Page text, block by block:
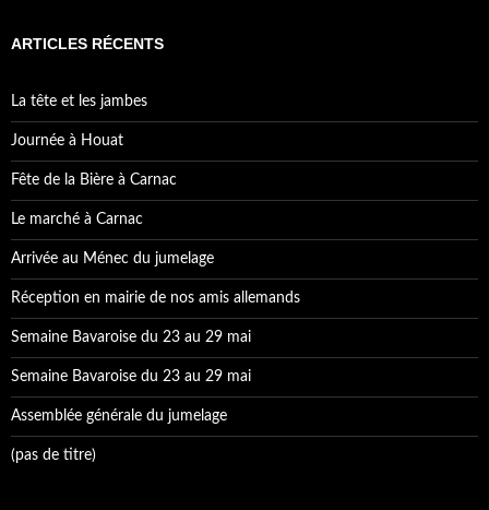
ARTICLES RÉCENTS
La tête et les jambes
Journée à Houat
Fête de la Bière à Carnac
Le marché à Carnac
Arrivée au Ménec du jumelage
Réception en mairie de nos amis allemands
Semaine Bavaroise du 23 au 29 mai
Semaine Bavaroise du 23 au 29 mai
Assemblée générale du jumelage
(pas de titre)